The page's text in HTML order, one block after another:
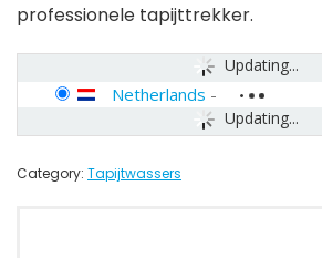
professionele tapijttrekker.
Updating...
Updating...
Netherlands -
Category: Tapijtwassers